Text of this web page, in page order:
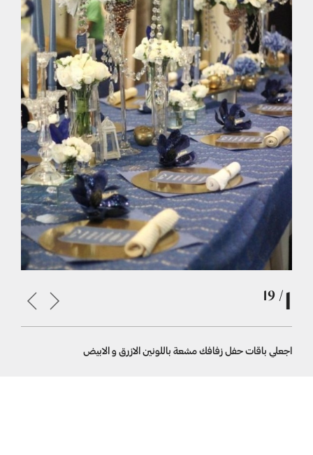
اجعلي باقات حفل زفافك مشعة باللونين الازرق و الابيض